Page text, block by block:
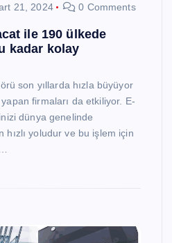
21, 2024 0 Comments
ile 190 ülkede
kadar kolay
son yıllarda hızla büyüyor
firmaları da etkiliyor. E-
dünya genelinde
hızlı yoludur ve bu işlem için